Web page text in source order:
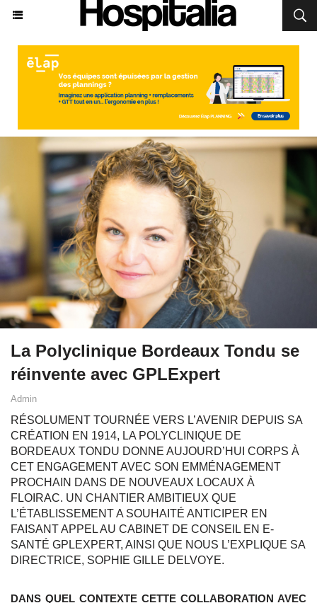
La Polyclinique Bordeaux Tondu se
réinvente avec GPLExpert
Admin
RÉSOLUMENT TOURNÉE VERS L’AVENIR DEPUIS SA
CRÉATION EN 1914, LA POLYCLINIQUE DE
BORDEAUX TONDU DONNE AUJOURD’HUI CORPS À
CET ENGAGEMENT AVEC SON EMMÉNAGEMENT
PROCHAIN DANS DE NOUVEAUX LOCAUX À
FLOIRAC. UN CHANTIER AMBITIEUX QUE
L’ÉTABLISSEMENT A SOUHAITÉ ANTICIPER EN
FAISANT APPEL AU CABINET DE CONSEIL EN E-
SANTÉ GPLEXPERT, AINSI QUE NOUS L’EXPLIQUE SA
DIRECTRICE, SOPHIE GILLE DELVOYE.
DANS QUEL CONTEXTE CETTE COLLABORATION AVEC